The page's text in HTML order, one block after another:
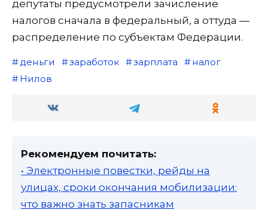
депутаты предусмотрели зачисление
налогов сначала в федеральный, а оттуда —
распределение по субъектам Федерации.
деньги заработок зарплата
налог
Нилов
Рекомендуем почитать:
• Электронные повестки, рейды на
улицах, сроки окончания мобилизации:
что важно знать запасникам